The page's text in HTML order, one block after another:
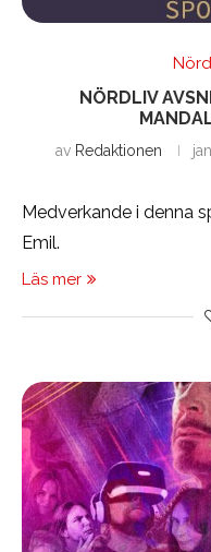
NÖRDLIV
av Redaktionen
Medverkande i denna
Emil.
Läs mer